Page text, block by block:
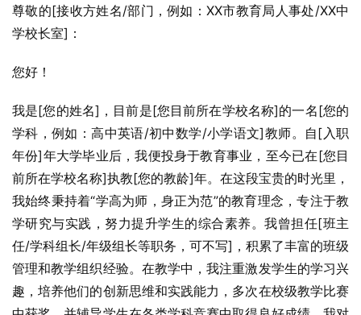
尊敬的[接收方姓名/部门，例如：XX市教育局人事处/XX中
学校长室]：
您好！
我是[您的姓名]，目前是[您目前所在学校名称]的一名[您的
学科，例如：高中英语/初中数学/小学语文]教师。自[入职
年份]年大学毕业后，我便投身于教育事业，至今已在[您目
前所在学校名称]执教[您的教龄]年。在这段宝贵的时光里，
我始终秉持着“学高为师，身正为范”的教育理念，专注于教
学研究与实践，努力提升学生的综合素养。我曾担任[班主
任/学科组长/年级组长等职务，可不写]，积累了丰富的班级
管理和教学组织经验。在教学中，我注重激发学生的学习兴
趣，培养他们的创新思维和实践能力，多次在校级教学比赛